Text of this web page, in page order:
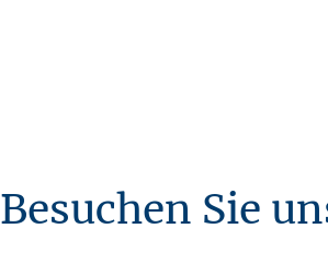
Besuchen Sie